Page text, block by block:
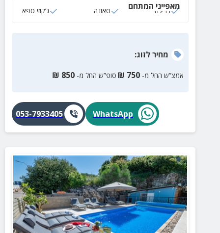
מאפייני המתחם
בריכה סאונה ג‘קוזי ספא
מחירלזוג:
אמצ”ש החל מ- 750
₪ סופ”ש החל מ- 850
₪
WhatsApp
053-7933405